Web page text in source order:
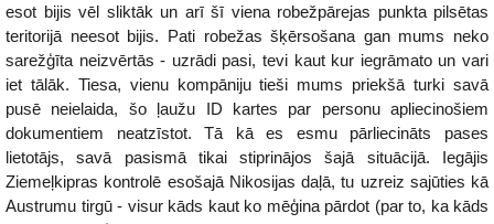
esot bijis vēl sliktāk un arī šī viena robežpārejas punkta pilsētas
teritorijā neesot bijis. Pati robežas šķērsošana gan mums neko
sarežģīta neizvērtās - uzrādi pasi, tevi kaut kur iegrāmato un vari
iet tālāk. Tiesa, vienu kompāniju tieši mums priekšā turki savā
pusē neielaida, šo ļaužu ID kartes par personu apliecinošiem
dokumentiem neatzīstot. Tā kā es esmu pārliecināts pases
lietotājs, savā pasismā tikai stiprinājos šajā situācijā. Iegājis
Ziemeļkipras kontrolē esošajā Nikosijas daļā, tu uzreiz sajūties kā
Austrumu tirgū - visur kāds kaut ko mēģina pārdot (par to, ka kāds